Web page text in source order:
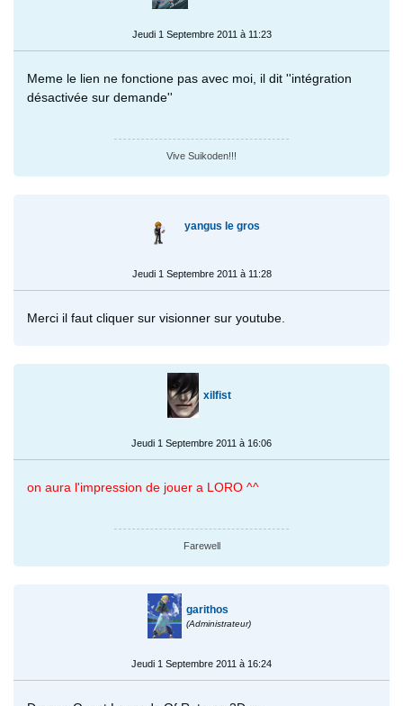
Jeudi 1 Septembre 2011 à 11:23
Meme le lien ne fonctione pas avec moi, il dit ''intégration
désactivée sur demande''
Vive Suikoden!!!
yangus le gros
Jeudi 1 Septembre 2011 à 11:28
Merci il faut cliquer sur visionner sur youtube.
xilfist
Jeudi 1 Septembre 2011 à 16:06
on aura l'impression de jouer a LORO ^^
Farewell
garithos
(Administrateur)
Jeudi 1 Septembre 2011 à 16:24